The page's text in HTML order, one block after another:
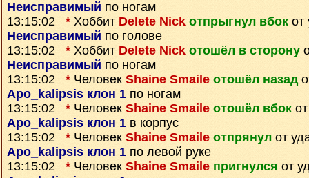
Неисправимый по ногам
13:15:02 * Хоббит Delete Nick отпрыгнул вбок от
Неисправимый по голове
13:15:02 * Хоббит Delete Nick отошёл в сторону
Неисправимый по ногам
13:15:02 * Человек Shaine Smaile отошёл назад
Apo_kalipsis клон 1 по ногам
13:15:02 * Человек Shaine Smaile отошёл вбок
Apo_kalipsis клон 1 в корпус
13:15:02 * Человек Shaine Smaile отпрянул от
Apo_kalipsis клон 1 по левой руке
13:15:02 * Человек Shaine Smaile пригнулся от